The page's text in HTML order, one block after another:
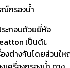
ณ์กรองน้ำ
ะกอบด้วยยี่ห้อ
เป็นต้น
งต่างกันโดยส่วนใ